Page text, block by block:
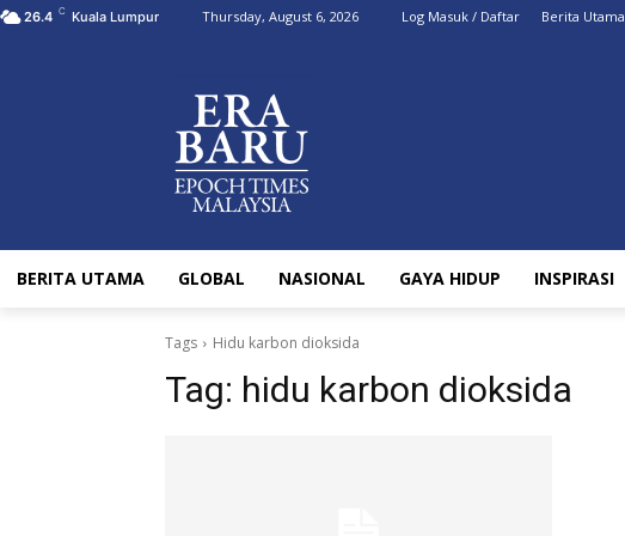
26.4 C Kuala Lumpur Thursday, August 6, 2026 Log Masuk / Daftar Berita Utama
BERITA UTAMA GLOBAL NASIONAL GAYA HIDUP INSPIRASI
Tags Hidu karbon dioksida
Tag: hidu karbon dioksida